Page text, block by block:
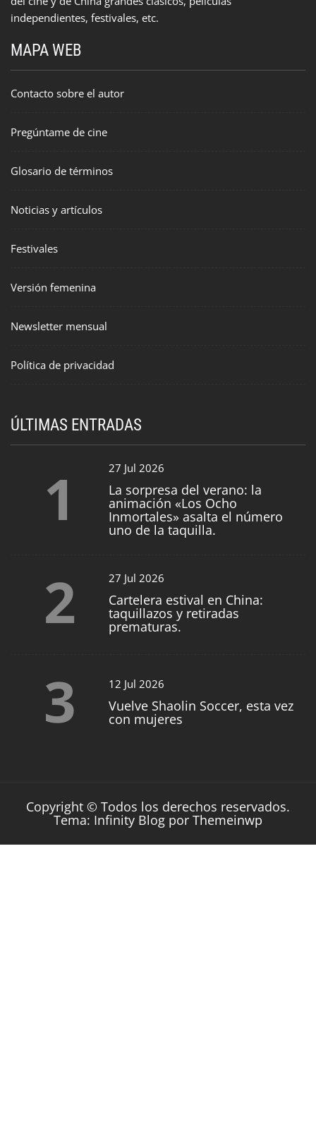
independientes, festivales, etc.
MAPA WEB
Contacto sobre el autor
Pregúntame de cine
Glosario de términos
Noticias y artículos
Festivales
Versión femenina
Newsletter mensual
Política de privacidad
ÚLTIMAS ENTRADAS
1 27 Jul 2026
La sorpresa del verano: la
animación «Los Ocho
Inmortales» asalta el número
uno de la taquilla.
2 27 Jul 2026
Cartelera estival en China:
taquillazos y retiradas
prematuras.
3 12 Jul 2026
Vuelve Shaolin Soccer, esta vez
con mujeres
Copyright © Todos los derechos reservados.
Tema: Infinity Blog por Themeinwp